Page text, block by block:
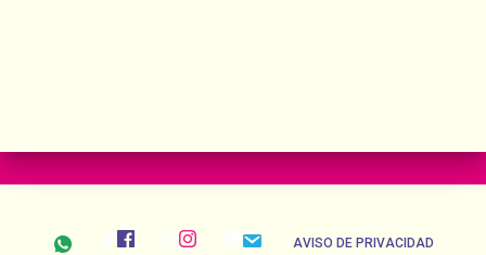
AVISO DE PRIVACIDAD